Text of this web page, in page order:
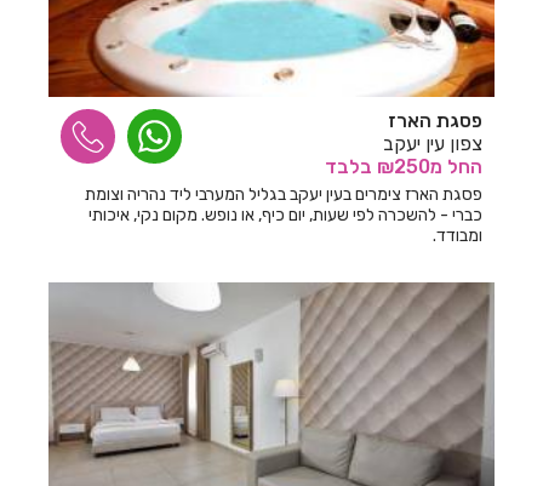
חדרים לפי שעה בניר בנים
חדרים לפי שעה בניר יפה
חדרים לפי שעה בניר עקיבא
חדרים לפי שעה בנס הרים
חדרים לפי שעה בנס ציונה
חדרים לפי שעה בנצרת עילית
חדרים לפי שעה בנשר
חדרים לפי שעה בנתיב השיירה
חדרים לפי שעה בנתניה
פסגת הארז
צפון עין יעקב
החל מ₪250 בלבד
פסגת הארז צימרים בעין יעקב בגליל המערבי ליד נהריה וצומת
כברי - להשכרה לפי שעות, יום כיף, או נופש. מקום נקי, איכותי
ומבודד.